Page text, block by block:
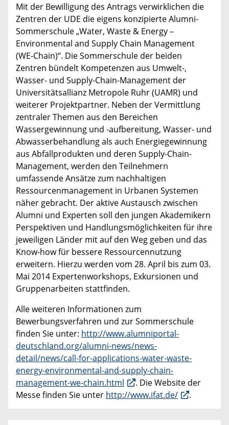
Mit der Bewilligung des Antrags verwirklichen die
Zentren der UDE die eigens konzipierte Alumni-
Sommerschule „Water, Waste & Energy –
Environmental and Supply Chain Management
(WE-Chain)“. Die Sommerschule der beiden
Zentren bündelt Kompetenzen aus Umwelt-,
Wasser- und Supply-Chain-Management der
Universitätsallianz Metropole Ruhr (UAMR) und
weiterer Projektpartner. Neben der Vermittlung
zentraler Themen aus den Bereichen
Wassergewinnung und -aufbereitung, Wasser- und
Abwasserbehandlung als auch Energiegewinnung
aus Abfallprodukten und deren Supply-Chain-
Management, werden den Teilnehmern
umfassende Ansätze zum nachhaltigen
Ressourcenmanagement in Urbanen Systemen
näher gebracht. Der aktive Austausch zwischen
Alumni und Experten soll den jungen Akademikern
Perspektiven und Handlungsmöglichkeiten für ihre
jeweiligen Länder mit auf den Weg geben und das
Know-how für bessere Ressourcennutzung
erweitern. Hierzu werden vom 28. April bis zum 03.
Mai 2014 Expertenworkshops, Exkursionen und
Gruppenarbeiten stattfinden.
Alle weiteren Informationen zum
Bewerbungsverfahren und zur Sommerschule
finden Sie unter: http://www.alumniportal-
deutschland.org/alumni-news/news-
detail/news/call-for-applications-water-waste-
energy-environmental-and-supply-chain-
management-we-chain.html
. Die Website der
Messe finden Sie unter http://www.ifat.de/ .